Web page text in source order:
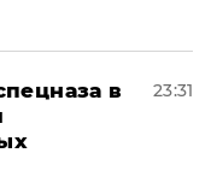
в
23:31